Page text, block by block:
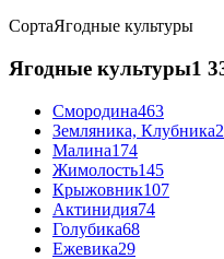
СортаЯгодные культуры
Ягодные культуры1
Смородина463
Земляника, Клубника
Малина174
Жимолость145
Крыжовник107
Актинидия74
Голубика68
Ежевика29